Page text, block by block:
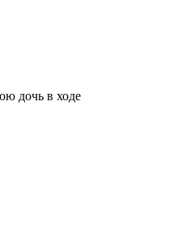
дочь в ходе